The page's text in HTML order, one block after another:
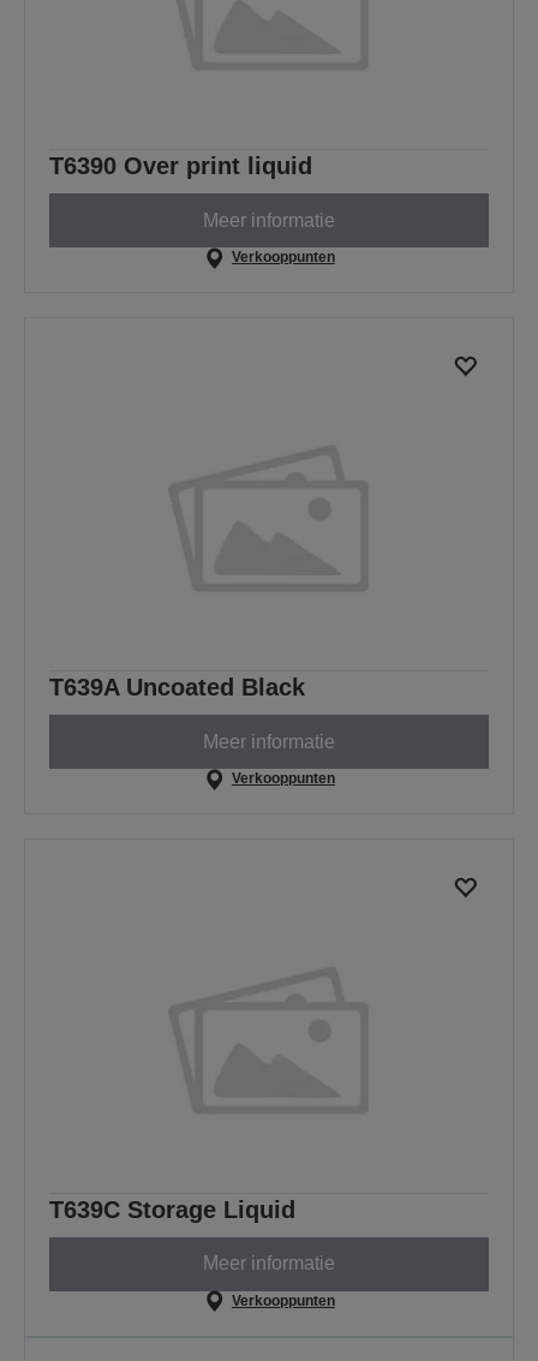
T6390 Over print liquid
Meer informatie
Verkooppunten
T639A Uncoated Black
Meer informatie
Verkooppunten
T639C Storage Liquid
Meer informatie
Verkooppunten